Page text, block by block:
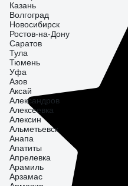
Казань
Волгоград
Новосибирск
Ростов-на-Дону
Саратов
Тула
Тюмень
Уфа
Азов
Аксай
Александров
Алексеевка
Алексин
Альметьевск
Анапа
Апатиты
Апрелевка
Арамиль
Арзамас